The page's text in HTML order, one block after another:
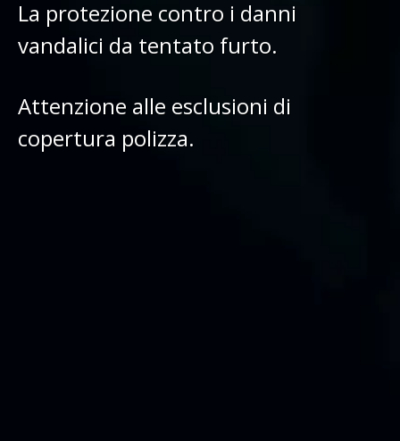
La protezione contro i danni
vandalici da tentato furto.
Attenzione alle esclusioni di
copertura polizza.